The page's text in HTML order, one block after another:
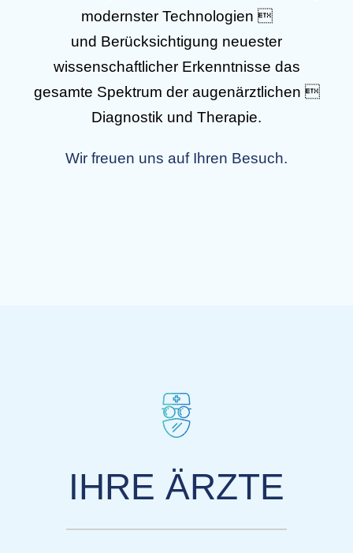
modernster Technologien 
und Berücksichtigung neuester
wissenschaftlicher Erkenntnisse das
gesamte Spektrum der augenärztlichen 
Diagnostik und Therapie.
Wir freuen uns auf Ihren Besuch.
IHRE ÄRZTE